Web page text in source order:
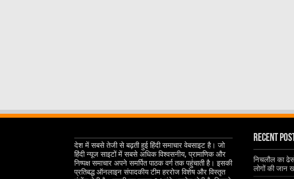
देश में सबसे तेजी से बढ़ती हुई हिंदी समाचार वेबसाइट है। जो
हिंदी न्यूज साइटों में सबसे अधिक विश्वसनीय, प्रामाणिक और
निष्पक्ष समाचार अपने समर्पित पाठक वर्ग तक पहुंचाती है। इसकी
प्रतिबद्ध ऑनलाइन संपादकीय टीम हररोज विशेष और विस्तृत
Recent
निचलौल का
लोगों की जान